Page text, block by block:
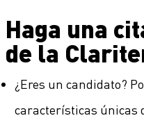
Haga una
de la
¿Eres un candidato?
características únicas